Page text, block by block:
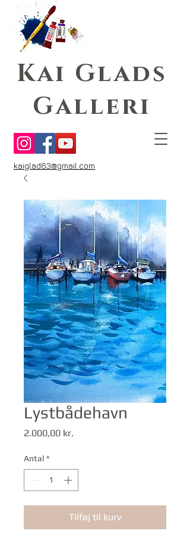
kaiglad63@gmail.com
Kai Glads
Galleri
Lystbådehavn
2.000,00 kr.
Antal *
Tilføj til kurv